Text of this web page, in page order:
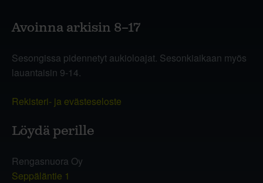
Avoinna arkisin 8–17
Sesongissa pidennetyt aukioloajat. Sesonkiaikaan myös
lauantaisin 9-14.
Rekisteri- ja evästeseloste
Löydä perille
Rengasnuora Oy
Seppäläntie 1